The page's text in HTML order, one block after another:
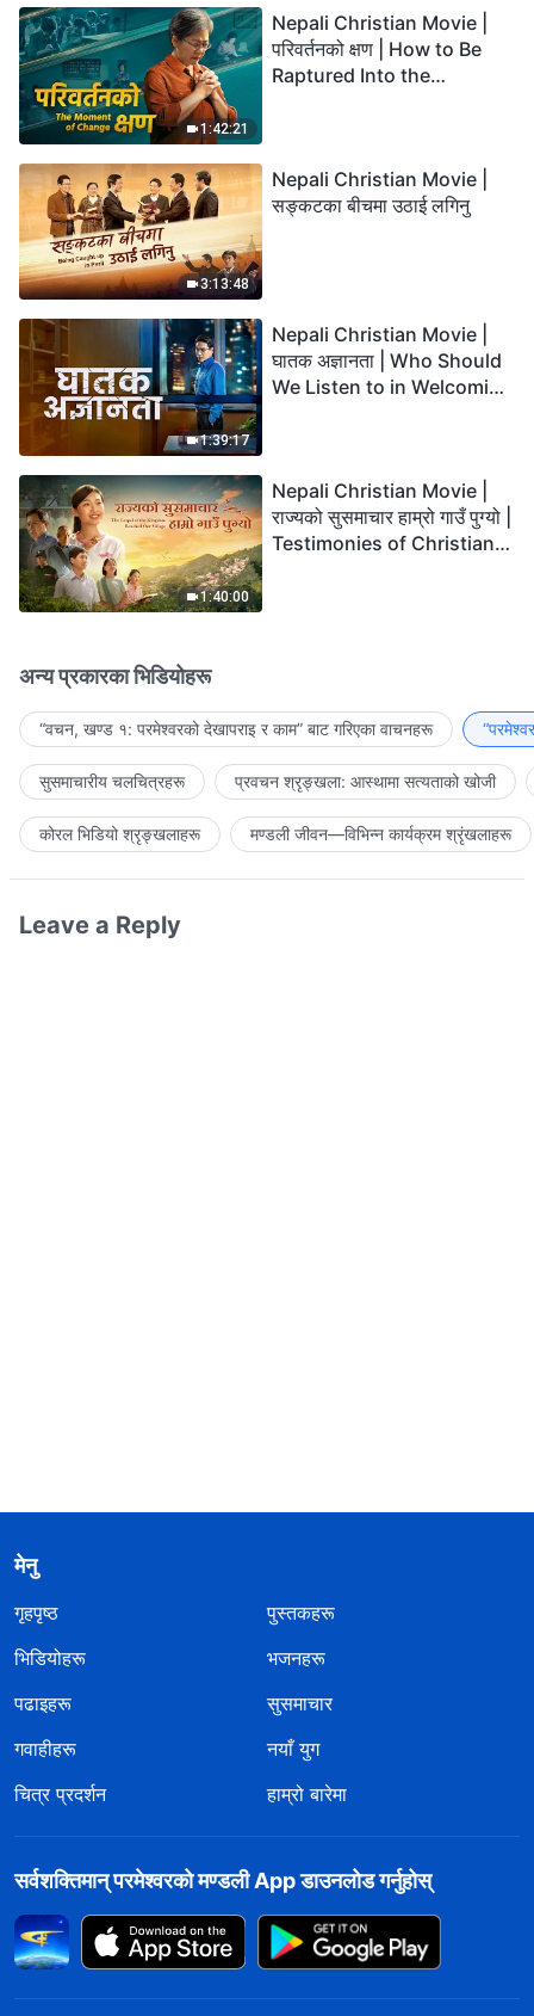
1:42:21
Nepali Christian Movie |
परिवर्तनको क्षण | How to Be
Raptured Into the
3:13:48
Nepali Christian Movie |
सङ्कटका बीचमा उठाई लगिनु
1:39:17
Nepali Christian Movie |
घातक अज्ञानता | Who Should
We Listen to in Welcoming
1:40:00
Nepali Christian Movie |
राज्यको सुसमाचार हाम्रो गाउँ पुग्यो |
Testimonies of Christians
अन्य प्रकारका भिडियोहरू
“वचन, खण्ड १: परमेश्‍वरको देखापराइ र काम” बाट गरिएका वाचनहरू
सुसमाचारीय चलचित्रहरू प्रवचन श्रृङ्खला: आस्थामा सत्यताको खोजी
कोरल भिडियो श्रृङ्खलाहरू मण्डली जीवन—विभिन्‍न कार्यक्रम श्रृंखलाहरू
Leave a Reply
मेनु
गृहपृष्ठ
पुस्तकहरू
भिडियोहरू
भजनहरू
पढाइहरू
सुसमाचार
गवाहीहरू
नयाँ युग
चित्र प्रदर्शन
हाम्रो बारेमा
सर्वशक्तिमान्‌ परमेश्‍वरको मण्डली App डाउनलोड गर्नुहोस्